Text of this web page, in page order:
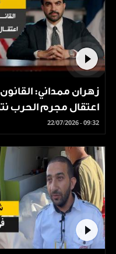
زهران ممداني: القانون
اعتقال مجرم الحرب
22/07/2026 - 09:32